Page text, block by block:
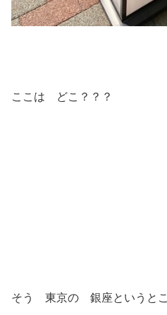
ここは どこ？？？
そう 東京の 銀座というとこ